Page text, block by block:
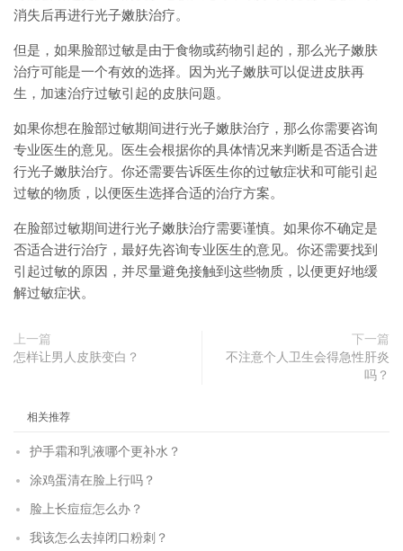
消失后再进行光子嫩肤治疗。
但是，如果脸部过敏是由于食物或药物引起的，那么光子嫩肤
治疗可能是一个有效的选择。因为光子嫩肤可以促进皮肤再
生，加速治疗过敏引起的皮肤问题。
如果你想在脸部过敏期间进行光子嫩肤治疗，那么你需要咨询
专业医生的意见。医生会根据你的具体情况来判断是否适合进
行光子嫩肤治疗。你还需要告诉医生你的过敏症状和可能引起
过敏的物质，以便医生选择合适的治疗方案。
在脸部过敏期间进行光子嫩肤治疗需要谨慎。如果你不确定是
否适合进行治疗，最好先咨询专业医生的意见。你还需要找到
引起过敏的原因，并尽量避免接触到这些物质，以便更好地缓
解过敏症状。
上一篇
怎样让男人皮肤变白？
下一篇
不注意个人卫生会得急性肝炎
吗？
相关推荐
护手霜和乳液哪个更补水？
涂鸡蛋清在脸上行吗？
脸上长痘痘怎么办？
我该怎么去掉闭口粉刺？